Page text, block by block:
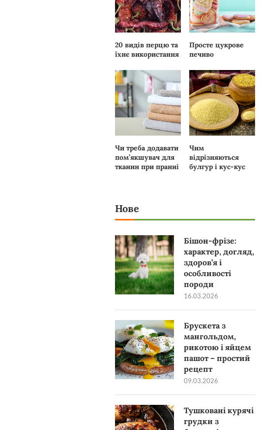
20 видів перцю та
їхнє використання
Просте цукрове
печиво
Чи треба додавати
пом’якшувач для
тканин при пранні
Чим
відрізняються
булгур і кус-кус
Нове
Бішон-фрізе:
характер, догляд,
здоров’я і
особливості
породи
16.03.2026
Брускета з
мангольдом,
рикотою і яйцем
пашот – простий
рецепт
09.03.2026
Тушковані курячі
грудки з